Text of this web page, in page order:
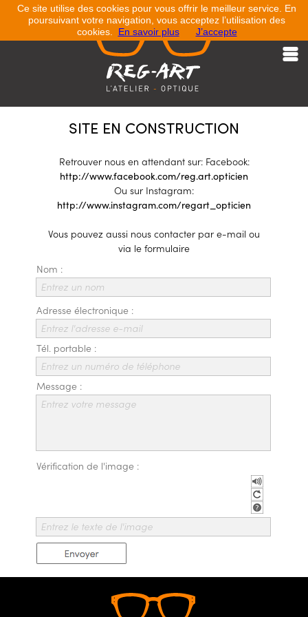
Accueil
Marque
Shop
Actualité
Évènement
Nos Boutiques
SITE EN CONSTRUCTION
Retrouver nous en attendant sur: Facebook:
http://www.facebook.com/reg.art.opticien
Ou sur Instagram:
http://www.instagram.com/regart_opticien
Vous pouvez aussi nous contacter par e-mail ou
via le formulaire
Nom :
Entrez un nom
Adresse électronique :
Entrez l'adresse e-mail
Message :
Entrez votre message
Vérification de l'image :
Entrez le texte de l'image
Tél. portable :
Entrez un numéro de téléphone
Ce site utilise des cookies pour vous offrir le meilleur service. En
poursuivant votre navigation, vous acceptez l’utilisation des
cookies.
En savoir plus J’accepte